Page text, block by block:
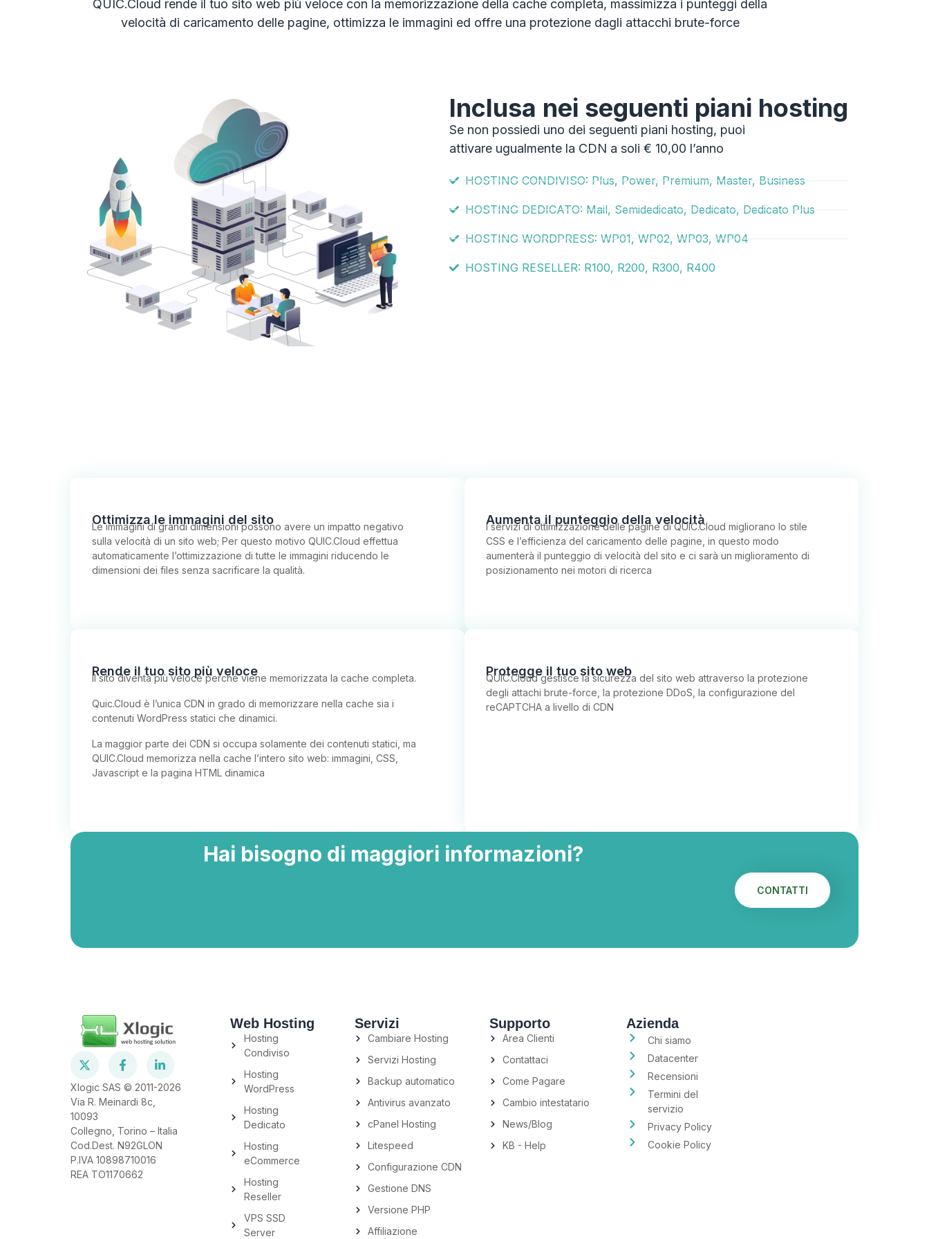
QUIC.Cloud rende il tuo sito web più veloce con la memorizzazione della cache completa, massimizza i punteggi della
velocità di caricamento delle pagine, ottimizza le immagini ed offre una protezione dagli attacchi brute-force
Inclusa nei seguenti piani hosting
Se non possiedi uno dei seguenti piani hosting, puoi
attivare ugualmente la CDN a soli € 10,00 l’anno
HOSTING CONDIVISO: Plus, Power, Premium, Master, Business
HOSTING DEDICATO: Mail, Semidedicato, Dedicato, Dedicato Plus
HOSTING WORDPRESS: WP01, WP02, WP03, WP04
HOSTING RESELLER: R100, R200, R300, R400
Ottimizza le immagini del sito
Le immagini di grandi dimensioni possono avere un impatto negativo
sulla velocità di un sito web; Per questo motivo QUIC.Cloud effettua
automaticamente l’ottimizzazione di tutte le immagini riducendo le
dimensioni dei files senza sacrificare la qualità.
Aumenta il punteggio della velocità
I servizi di ottimizzazione delle pagine di QUIC.Cloud migliorano lo stile
CSS e l’efficienza del caricamento delle pagine, in questo modo
aumenterà il punteggio di velocità del sito e ci sarà un miglioramento di
posizionamento nei motori di ricerca
Rende il tuo sito più veloce
Il sito diventa più veloce perché viene memorizzata la cache completa.
Quic.Cloud è l’unica CDN in grado di memorizzare nella cache sia i
contenuti WordPress statici che dinamici.
La maggior parte dei CDN si occupa solamente dei contenuti statici, ma
QUIC.Cloud memorizza nella cache l’intero sito web: immagini, CSS,
Javascript e la pagina HTML dinamica
Protegge il tuo sito web
QUIC.Cloud gestisce la sicurezza del sito web attraverso la protezione
degli attachi brute-force, la protezione DDoS, la configurazione del
reCAPTCHA a livello di CDN
Hai bisogno di maggiori informazioni?
CONTATTI
Xlogic SAS © 2011-2026
Via R. Meinardi 8c,
10093
Collegno, Torino – Italia
Cod.Dest. N92GLON
P.IVA 10898710016
REA TO1170662
Web Hosting
Hosting
Condiviso
Hosting
WordPress
Hosting
Dedicato
Hosting
eCommerce
Hosting
Reseller
VPS SSD
Server
Servizi
Cambiare Hosting
Servizi Hosting
Backup automatico
Antivirus avanzato
cPanel Hosting
Litespeed
Configurazione CDN
Gestione DNS
Versione PHP
Affiliazione
Supporto
Area Clienti
Contattaci
Come Pagare
Cambio intestatario
News/Blog
KB - Help
Azienda
Chi siamo
Datacenter
Recensioni
Termini del
servizio
Privacy Policy
Cookie Policy